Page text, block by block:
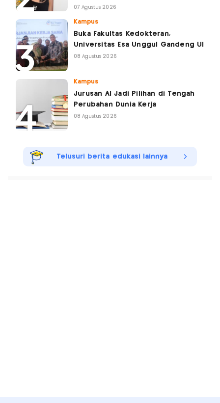
07 Agustus 2026
Kampus
Buka Fakultas Kedokteran,
Universitas Esa Unggul Gandeng UI
08 Agustus 2026
Kampus
Jurusan AI Jadi Pilihan di Tengah
Perubahan Dunia Kerja
08 Agustus 2026
Telusuri berita edukasi lainnya